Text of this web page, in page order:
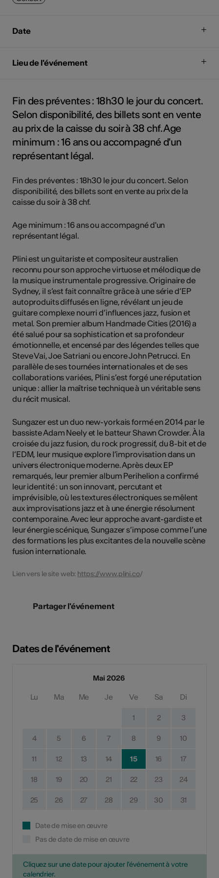
Date
Lieu de l'événement
Fin des préventes : 18h30 le jour du concert.
Selon disponibilité, des billets sont en vente
au prix de la caisse du soir à 38 chf. Age
minimum : 16 ans ou accompagné d'un
représentant légal.
Fin des préventes : 18h30 le jour du concert. Selon
disponibilité, des billets sont en vente au prix de la
caisse du soir à 38 chf.
Age minimum : 16 ans ou accompagné d'un
représentant légal.
Plini est un guitariste et compositeur australien
reconnu pour son approche virtuose et mélodique de
la musique instrumentale progressive. Originaire de
Sydney, il s’est fait connaître grâce à une série d’EP
autoproduits diffusés en ligne, révélant un jeu de
guitare complexe nourri d’influences jazz, fusion et
metal. Son premier album Handmade Cities (2016) a
été salué pour sa sophistication et sa profondeur
émotionnelle, et encensé par des légendes telles que
Steve Vai, Joe Satriani ou encore John Petrucci. En
parallèle de ses tournées internationales et de ses
collaborations variées, Plini s’est forgé une réputation
unique : allier la maîtrise technique à un véritable sens
du récit musical.
Sungazer est un duo new-yorkais formé en 2014 par le
bassiste Adam Neely et le batteur Shawn Crowder. À la
croisée du jazz fusion, du rock progressif, du 8-bit et de
l’EDM, leur musique explore l’improvisation dans un
univers électronique moderne. Après deux EP
remarqués, leur premier album Perihelion a confirmé
leur identité : un son innovant, percutant et
imprévisible, où les textures électroniques se mêlent
aux improvisations jazz et à une énergie résolument
contemporaine. Avec leur approche avant-gardiste et
leur énergie scénique, Sungazer s’impose comme l’une
des formations les plus excitantes de la nouvelle scène
fusion internationale.
Lien vers le site web: https://www.plini.co/
Partager l'événement
Dates de l'événement
Mai 2026
Lu Ma Me Je Ve Sa Di
1 2 3
4 5 6 7 8 9 10
11 12 13 14 15 16 17
18 19 20 21 22 23 24
25 26 27 28 29 30 31
Date de mise en œuvre
Pas de date de mise en œuvre
Cliquez sur une date pour ajouter l'événement à votre
calendrier.